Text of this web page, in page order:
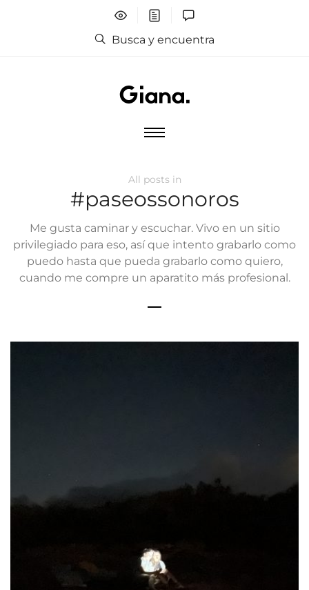
Busca y encuentra
All posts in
#paseossonoros
Me gusta caminar y escuchar. Vivo en un sitio
privilegiado para eso, así que intento grabarlo como
puedo hasta que pueda grabarlo como quiero,
cuando me compre un aparatito más profesional.